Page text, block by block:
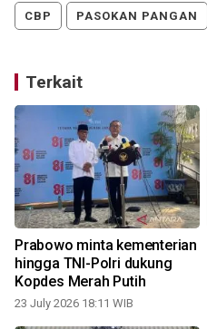
CBP PASOKAN PANGAN
Terkait
Prabowo minta kementerian
hingga TNI-Polri dukung
Kopdes Merah Putih
23 July 2026 18:11 WIB